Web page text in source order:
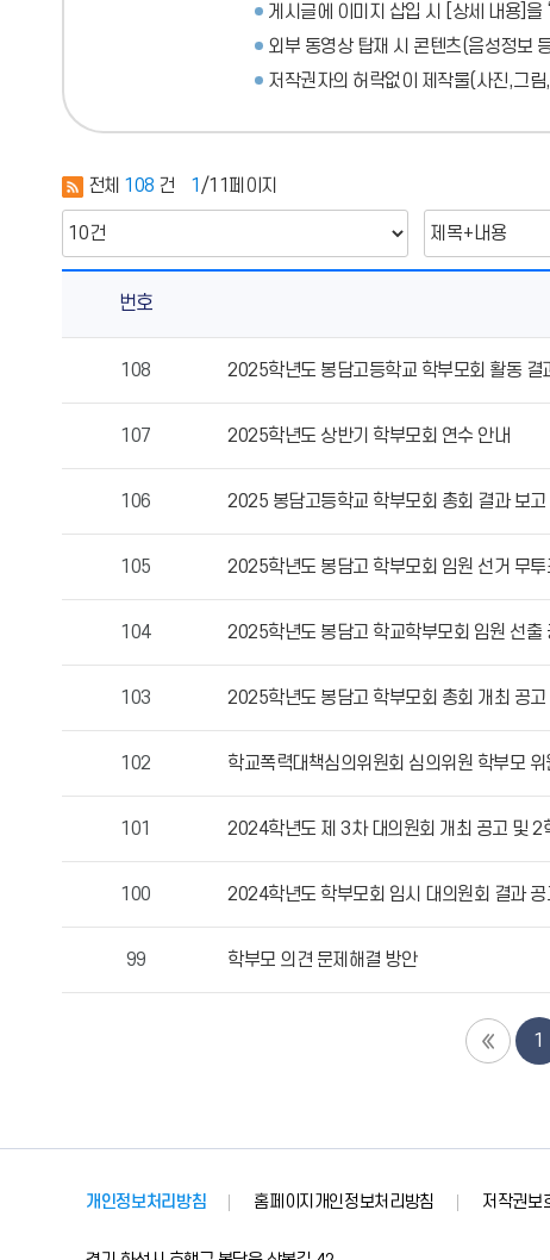
게시글에 이미지 삽입 시 [상세 내용]을
외부 동영상 탑재 시 콘텐츠(음성정보
저작권자의 허락없이 제작물(사진,그
전체 108 건 1 /11페이지
모
의
목,
조
수
있
번호
108 2025학년도 봉담고등학교 학부모회 활동 결
107 2025학년도 상반기 학부모회 연수 안내
106 2025 봉담고등학교 학부모회 총회 결과 보고
105 2025학년도 봉담고 학부모회 임원 선거 무투
104 2025학년도 봉담고 학교학부모회 임원 선출
103 2025학년도 봉담고 학부모회 총회 개최 공고
102 학교폭력대책심의위원회 심의위원 학부모
101 2024학년도 제 3차 대의원회 개최 공고 및 2
100 2024학년도 학부모회 임시 대의원회 결과 공
99 학부모 의견 문제해결 방안
1
개인정보처리방침 홈페이지개인정보처리방침 저작권보